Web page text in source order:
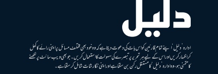
ادارہ ’دلیل‘ اپنے تمام قارئین کو اس بات کی دعوت دیتا ہے کہ وہ خود بھی مختلف مسائل پر اپنی رائے کا کھل
کر اظہار کریں اور اس کے لیے ہر تحریر پر تبصرے کی سہولت کا استعمال کریں۔ جو بھی ویب سائٹ پر لکھنے
کا متمنی ہو، وہ ادارہ ’دلیل‘ کا مستقل رکن بن سکتا ہے اور اپنی نگارشات شامل کرسکتا ہے۔